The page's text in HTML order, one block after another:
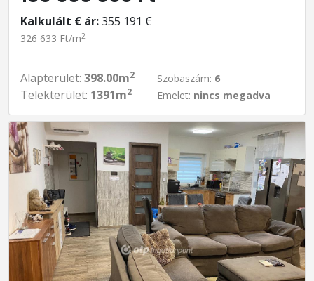
Kalkulált € ár:355 191 €
326 633 Ft/m2
Alapterület: 398.00m2
Telekterület: 1391m2
Szobaszám: 6
Emelet: nincs megadva